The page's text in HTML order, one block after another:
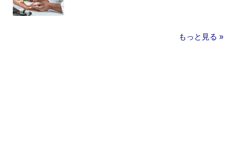
もっと見る »